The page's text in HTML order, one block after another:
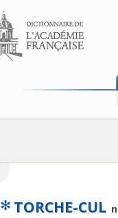
Aller au contenu
✻ TORCHE-CUL